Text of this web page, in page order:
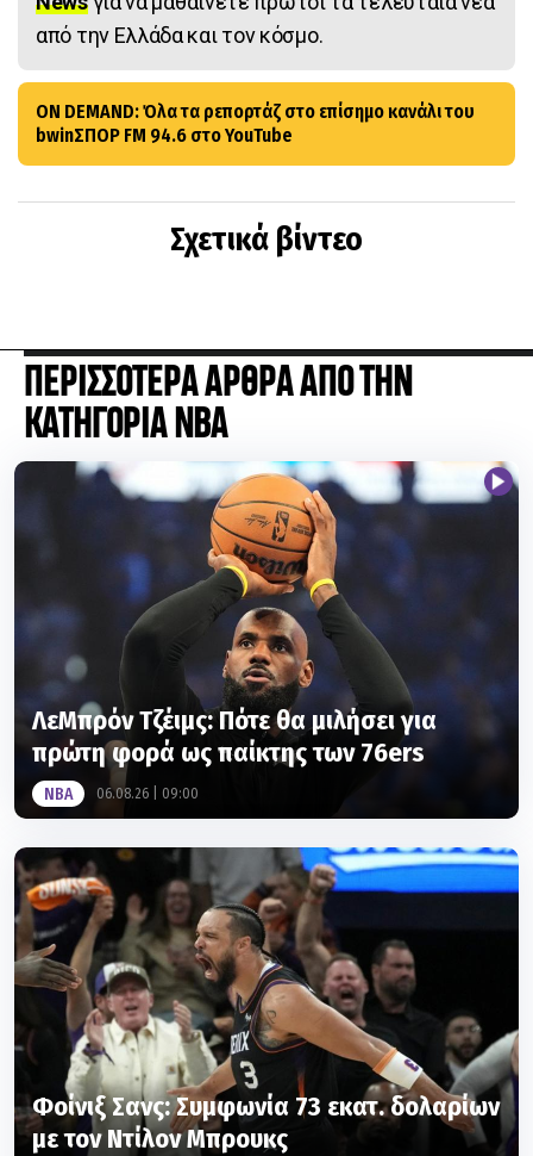
από την Ελλάδα και τον κόσμο.
ON DEMAND: Όλα τα ρεπορτάζ στο επίσημο κανάλι του
bwinΣΠΟΡ FM 94.6 στο YouTube
Σχετικά βίντεο
ΠΕΡΙΣΣΟΤΕΡΑ ΑΡΘΡΑ ΑΠΟ ΤΗΝ
ΚΑΤΗΓΟΡΙΑ NBA
ΛεΜπρόν Τζέιμς: Πότε θα μιλήσει για
πρώτη φορά ως παίκτης των 76ers
NBA 06.08.26 | 09:00
Φοίνιξ Σανς: Συμφωνία 73 εκατ. δολαρίων
με τον Ντίλον Μπρουκς